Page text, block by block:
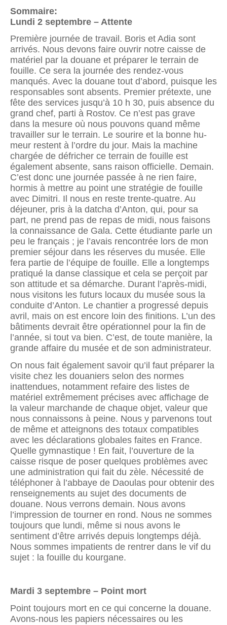
Sommaire:
Lundi 2 septembre – Attente
Première journée de travail. Boris et Adia sont
arrivés. Nous devons faire ouvrir notre caisse de
matériel par la douane et préparer le terrain de
fouille. Ce sera la journée des rendez-vous
manqués. Avec la douane tout d’abord, puisque les
responsables sont absents. Premier prétexte, une
fête des services jusqu’à 10 h 30, puis absence du
grand chef, parti à Rostov. Ce n’est pas grave
dans la mesure où nous pou­vons quand même
travailler sur le terrain. Le sourire et la bonne hu­
meur restent à l’ordre du jour. Mais la machine
chargée de défricher ce terrain de fouille est
également absente, sans raison officielle. Demain.
C’est donc une journée passée à ne rien faire,
hormis à mettre au point une stratégie de fouille
avec Dimitri. Il nous en reste trente-quatre. Au
déjeuner, pris à la datcha d’Anton, qui, pour sa
part, ne prend pas de repas de midi, nous faisons
la connaissance de Gala. Cette étudiante parle un
peu le français ; je l’avais rencontrée lors de mon
premier séjour dans les réserves du musée. Elle
fera partie de l’équipe de fouille. Elle a longtemps
pratiqué la danse classique et cela se perçoit par
son attitude et sa démarche. Durant l’après-midi,
nous visitons les futurs locaux du musée sous la
conduite d’Anton. Le chantier a progressé depuis
avril, mais on est encore loin des fini­tions. L’un des
bâtiments devrait être opérationnel pour la fin de
l’année, si tout va bien. C’est, de toute manière, la
grande affaire du musée et de son administrateur.
On nous fait également savoir qu’il faut préparer la
visite chez les douaniers selon des normes
inattendues, notamment refaire des listes de
matériel extrêmement précises avec affichage de
la valeur marchande de chaque objet, valeur que
nous connaissons à peine. Nous y parvenons tout
de même et atteignons des totaux compati­bles
avec les déclarations globales faites en France.
Quelle gymnastique ! En fait, l’ouverture de la
caisse risque de poser quelques problèmes avec
une administration qui fait du zèle. Nécessité de
téléphoner à l’abbaye de Daoulas pour obtenir des
renseignements au sujet des documents de
douane. Nous verrons demain. Nous avons
l’impres­sion de tourner en rond. Nous ne sommes
toujours que lundi, même si nous avons le
sentiment d’être arrivés depuis longtemps déjà.
Nous sommes impatients de rentrer dans le vif du
sujet : la fouille du kourgane.
Mardi 3 septembre – Point mort
Point toujours mort en ce qui concerne la douane.
Avons-nous les papiers nécessaires ou les